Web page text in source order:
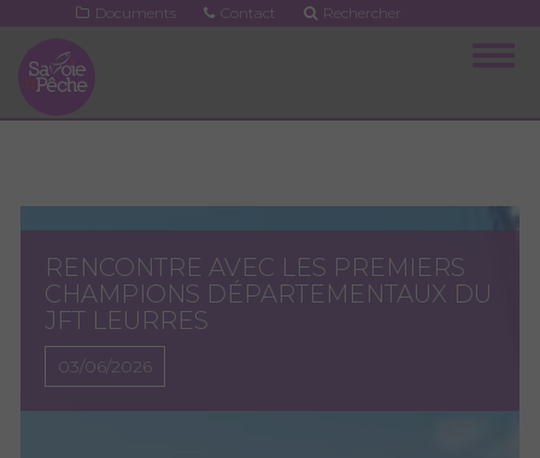
contenu
principal
Documents Contact Rechercher
RENCONTRE AVEC LES PREMIERS
CHAMPIONS DÉPARTEMENTAUX DU
JFT LEURRES
03/06/2026